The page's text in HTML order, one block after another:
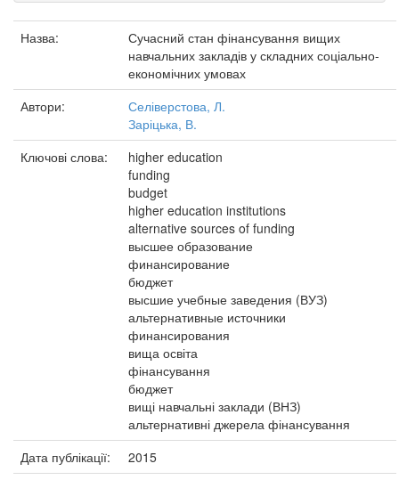
Назва:
Сучасний стан фінансування вищих
навчальних закладів у складних соціально-
економічних умовах
Автори:
Селіверстова, Л.
Заріцька, В.
Ключові слова:
higher education
funding
budget
higher education institutions
alternative sources of funding
высшее образование
финансирование
бюджет
высшие учебные заведения (ВУЗ)
альтернативные источники
финансирования
вища освіта
фінансування
бюджет
вищі навчальні заклади (ВНЗ)
альтернативні джерела фінансування
Дата публікації:
2015